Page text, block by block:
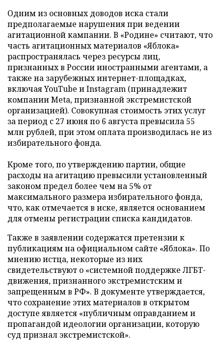
Одним из основных доводов иска стали
предполагаемые нарушения при ведении
агитационной кампании. В «Родине» считают, что
часть агитационных материалов «Яблока»
распространялась через ресурсы лиц,
признанных в России иностранными агентами, а
также на зарубежных интернет-площадках,
включая YouTube и Instagram (принадлежит
компании Meta, признанной экстремистской
организацией). Совокупная стоимость этих услуг
за период с 27 июня по 6 августа превысила 55
млн рублей, при этом оплата производилась не из
избирательного фонда.
Кроме того, по утверждению партии, общие
расходы на агитацию превысили установленный
законом предел более чем на 5% от
максимального размера избирательного фонда,
что, как отмечается в иске, является основанием
для отмены регистрации списка кандидатов.
Также в заявлении содержатся претензии к
публикациям на официальном сайте «Яблока». По
мнению истца, некоторые из них
свидетельствуют о «системной поддержке ЛГБТ-
движения, признанного экстремистским и
запрещенным в РФ». В документе утверждается,
что сохранение этих материалов в открытом
доступе является «публичным оправданием и
пропагандой идеологии организации, которую
суд признал экстремистской».